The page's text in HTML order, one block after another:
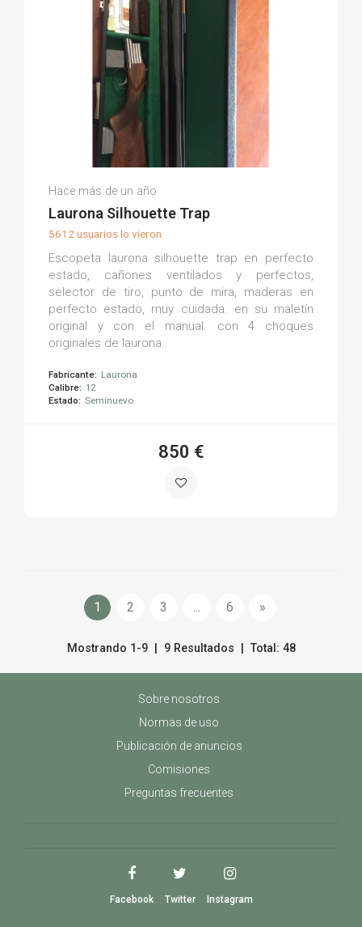
Oscar F.
Hace más de un año
Laurona Silhouette Trap
5612 usuarios lo vieron
Escopeta laurona silhouette trap en perfecto
estado, cañones ventilados y perfectos,
selector de tiro, punto de mira, maderas en
perfecto estado, muy cuidada. en su maletín
original y con el manual. con 4 choques
originales de laurona.
Fabricante: Laurona
Calibre: 12
Estado: Seminuevo
850 €
1 2 3 ... 6 »
Mostrando 1-9 | 9 Resultados | Total: 48
Sobre nosotros
Normas de uso
Publicación de anuncios
Comisiones
Preguntas frecuentes
Facebook Twitter Instagram